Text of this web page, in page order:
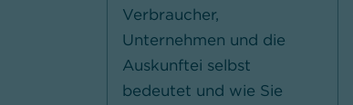
Verbraucher,
Unternehmen und die
Auskunftei selbst
bedeutet und wie Sie